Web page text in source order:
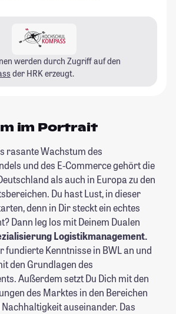
werden durch Zugriff auf den
der HRK erzeugt.
im Portrait
rasante Wachstum des
und des E-Commerce gehört die
als auch in Europa zu den
Du hast Lust, in dieser
denn in Dir steckt ein echtes
Dann leg los mit Deinem Dualen
Logistikmanagement.
fundierte Kenntnisse in BWL an und
den Grundlagen des
Außerdem setzt Du Dich mit den
des Marktes in den Bereichen
auseinander. Das